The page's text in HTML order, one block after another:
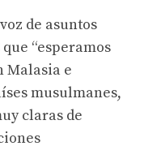
de asuntos
“esperamos
Malasia e
musulmanes,
claras de